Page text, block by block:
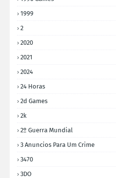
1999
2
2020
2021
2024
24 Horas
2d Games
2k
2º Guerra Mundial
3 Anuncios Para Um Crime
3470
3DO